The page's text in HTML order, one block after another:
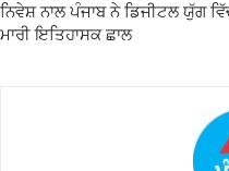
ਨਿਵੇਸ਼ ਨਾਲ ਪੰਜਾਬ ਨੇ ਡਿਜੀਟਲ ਯੁੱਗ
ਮਾਰੀ ਇਤਿਹਾਸਕ ਛਾਲ